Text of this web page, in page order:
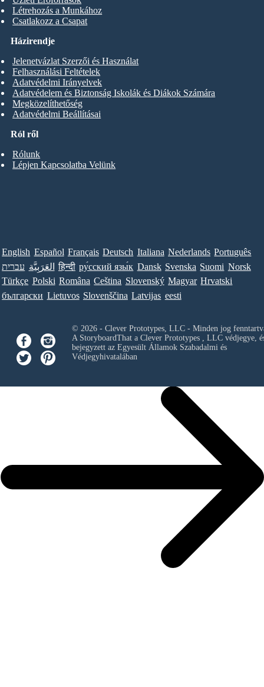
Létrehozás a Munkához
Csatlakozz a Csapat
Ról ről
Rólunk
Lépjen Kapcsolatba Velünk
Házirendje
Jelenetvázlat Szerzői és Használat
Felhasználási Feltételek
Adatvédelmi Irányelvek
Adatvédelem és Biztonság Iskolák és Diákok Számára
Megközelíthetőség
Adatvédelmi Beállításai
English Español Français Deutsch Italiana Nederlands Português
עברית العَرَبِيَّة हिन्दी ру́сский язы́к Dansk Svenska Suomi Norsk
Türkçe Polski Româna Ceština Slovenský Magyar Hrvatski
български Lietuvos Slovenščina Latvijas eesti
© 2026 - Clever Prototypes, LLC - Minden jog
A StoryboardThat a Clever Prototypes , LLCvédjegye,
bejegyzett az Egyesült Államok Szabadalmi és
Védjegyhivatalában